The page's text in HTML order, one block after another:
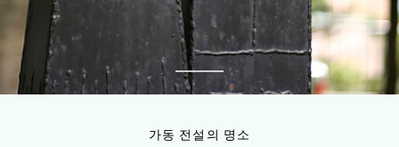
자주 묻는 질문
이번 달 추천 체험
Access
교통 및 오시는 길
1
가동 전설의 명소